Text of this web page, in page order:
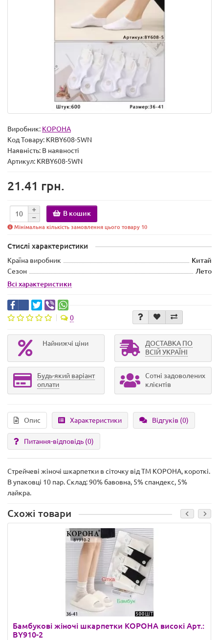
Виробник: КОРОНА
Код Товару: KRBY608-5WN
Наявність: В наявності
Артикул: KRBY608-5WN
21.41 грн.
В кошик
Мінімальна кількість замовлення цього товару 10
Стислі характеристики
Країна виробник
Китай
Сезон
Лето
Всі характеристики
0
Найнижчі ціни
ДОСТАВКА ПО
ВСІЙ УКРАЇНІ
Будь-який варіант
оплати
Сотні задоволених
клієнтів
Опис Характеристики Відгуків (0)
Питання-відповідь (0)
Стрейчеві жіночі шкарпетки в сіточку від ТМ КОРОНА, короткі.
В упаковці 10 пар. Склад: 90% бавовна, 5% спандекс, 5%
лайкра.
Схожі товари
Бамбукові жіночі шкарпетки КОРОНА високі Арт.:
BY910-2